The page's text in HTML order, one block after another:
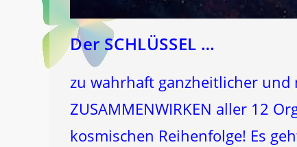
Der SCHLÜSSEL …
zu wahrhaft ganzheitlicher und
ZUSAMMENWIRKEN aller 12
kosmischen Reihenfolge! Es